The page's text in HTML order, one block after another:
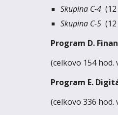
Skupina C-4
Skupina C-5
Program D.
(celkovo 154
Program E.
(celkovo 336 hod.